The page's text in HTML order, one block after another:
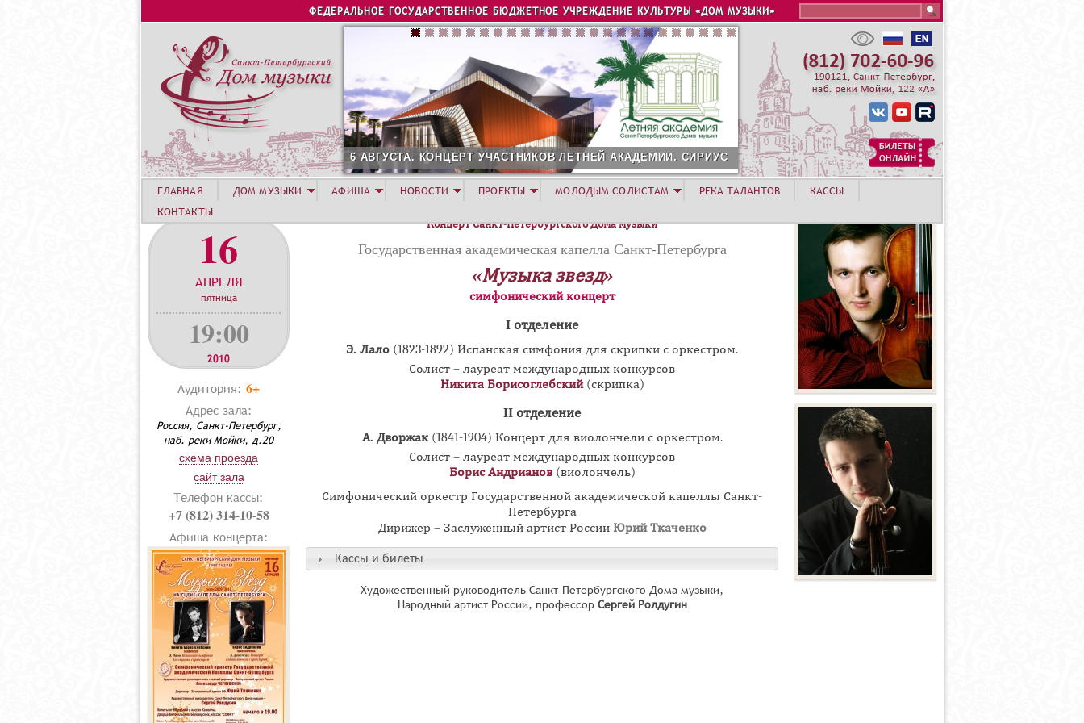
Jump to navigation
ФЕДЕРАЛЬНОЕ ГОСУДАРСТВЕННОЕ БЮДЖЕТНОЕ УЧРЕЖДЕНИЕ КУЛЬТУРЫ «ДОМ МУЗЫКИ»
6 АВГУСТА. КОНЦЕРТ УЧАСТНИКОВ ЛЕТНЕЙ АКАДЕМИИ. СИРИУС
16
АПРЕЛЯ
пятница
19:00
2010
Аудитория: 6+
Адрес зала:
Россия, Санкт-Петербург,
наб. реки Мойки, д.20
схема проезда
сайт зала
Телефон кассы:
+7 (812) 314-10-58
Афиша концерта:
Концерт Санкт-Петербургского Дома музыки
Государственная академическая капелла Санкт-Петербурга
«Музыка звезд»
симфонический концерт
I отделение
Э. Лало (1823-1892) Испанская симфония для скрипки с оркестром.
Солист – лауреат международных конкурсов
Никита Борисоглебский(скрипка)
II отделение
А. Дворжак(1841-1904) Концерт для виолончели с оркестром.
Солист – лауреат международных конкурсов
Борис Андрианов(виолончель)
Симфонический оркестр Государственной академической капеллы Санкт-
Петербурга
Дирижер – Заслуженный артист России Юрий Ткаченко
Кассы и билеты
Художественный руководитель Санкт-Петербургского Дома музыки,
Народный артист России, профессор Сергей Ролдугин
ГЛАВНАЯ ДОМ МУЗЫКИ АФИША НОВОСТИ ПРОЕКТЫ МОЛОДЫМ СОЛИСТАМ РЕКА ТАЛАНТОВ
КАССЫ
КОНТАКТЫ